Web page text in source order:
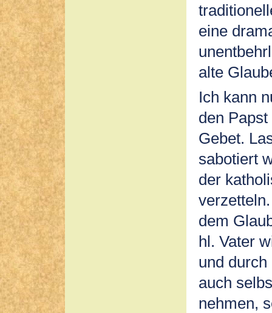
eine
alte
Ich kann
den
Gebet.
sabotiert
der
dem
hl. Vater
und
auch
nehmen,